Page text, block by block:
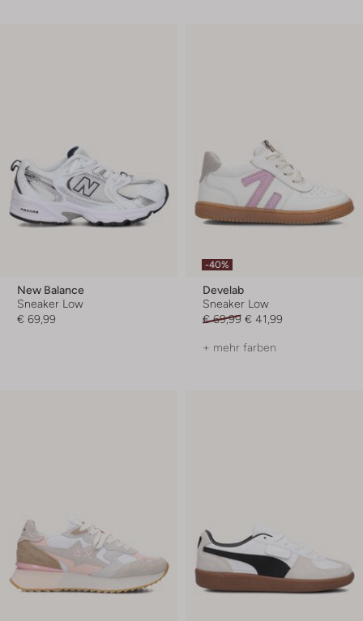
New Balance
Sneaker Low
€ 69,99
-40%
Develab
Sneaker Low
€ 69,99 € 41,99
+ mehr farben